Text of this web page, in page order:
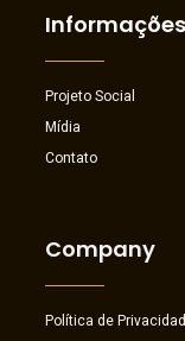
Informações
Projeto Social
Mídia
Contato
Company
Política de